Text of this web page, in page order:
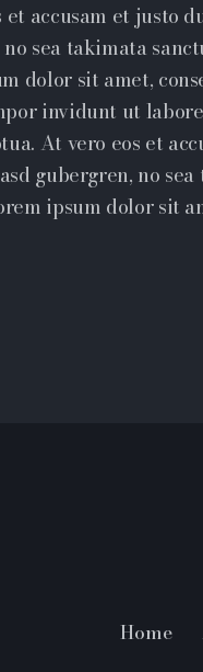
et accusam et justo
sea takimata
dolor sit amet,
invidunt ut
At vero eos et
gubergren, no
ipsum dolor sit
Home